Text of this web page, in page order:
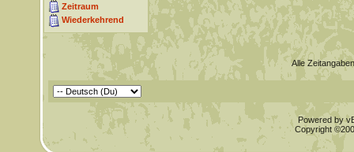
Zeitraum
Wiederkehrend
Alle
Powered by
Copyright